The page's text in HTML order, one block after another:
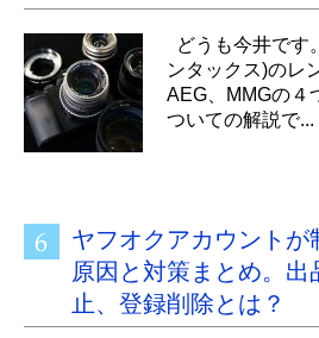
どうも今井です
ンタックス)のレ
AEG、MMGの４
ついての解説で...
ヤフオクアカウントが
原因と対策まとめ。出
止、登録削除とは？